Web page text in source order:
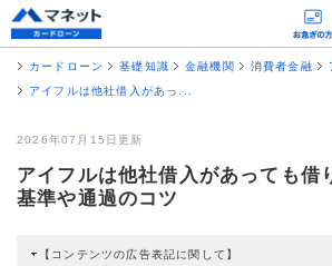
カードローン 基礎知識 金融機関 消費者金融
アイフルは他社借入があっ...
2026年07月15日更新
アイフルは他社借入があっても借
基準や通過のコツ
【コンテンツの広告表記に関して】